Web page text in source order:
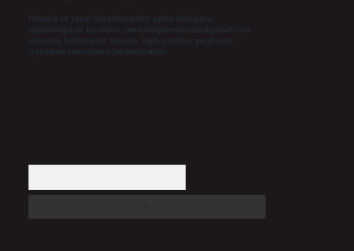
Hukuka ve yasal düzenlemelere aykırı olduğunu